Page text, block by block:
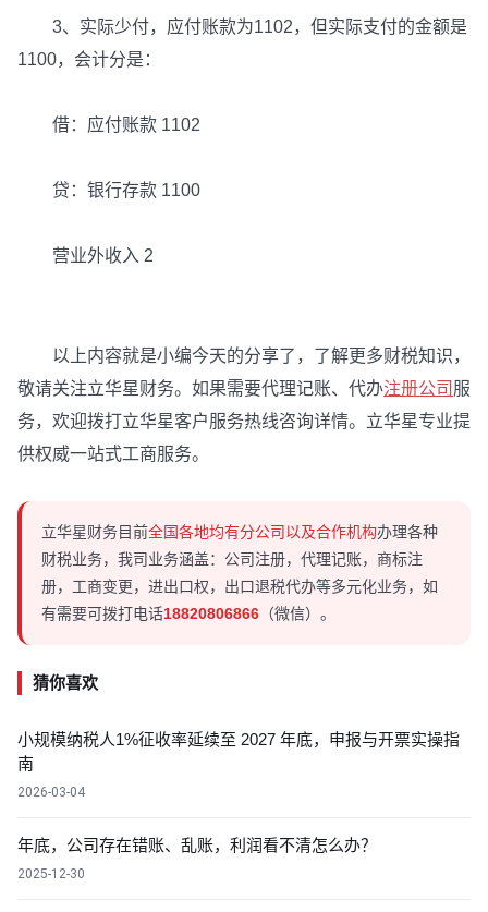
3、实际少付，应付账款为1102，但实际支付的金额是
1100，会计分是：
借：应付账款 1102
贷：银行存款 1100
营业外收入 2
以上内容就是小编今天的分享了，了解更多财税知识，
敬请关注立华星财务。如果需要代理记账、代办注册公司 服
务，欢迎拨打立华星客户服务热线咨询详情。立华星专业提
供权威一站式工商服务。
立华星财务目前全国各地均有分公司以及合作机构办理各种
财税业务，我司业务涵盖：公司注册，代理记账，商标注
册，工商变更，进出口权，出口退税代办等多元化业务，如
有需要可拨打电话18820806866 （微信）。
猜你喜欢
小规模纳税人1%征收率延续至 2027 年底，申报与开票实操指
南
2026-03-04
年底，公司存在错账、乱账，利润看不清怎么办？
2025-12-30